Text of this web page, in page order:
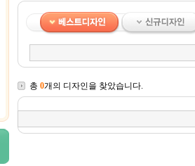
총 0개의 디자인을 찾았습니다.